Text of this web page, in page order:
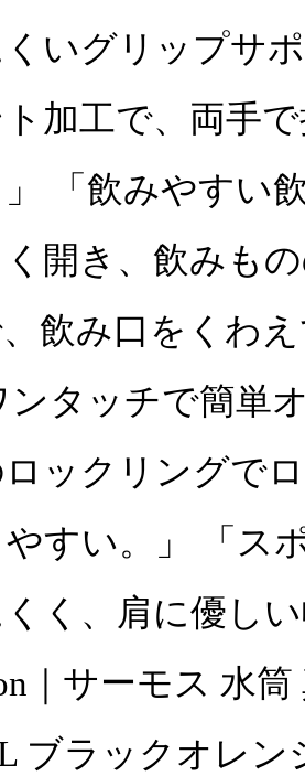
くいグリップサ
加工で、両手
「飲みやすい
開き、飲みも
飲み口をくわ
ンタッチで簡単
ックリングで
すい。」 「ス
くく、肩に優し
｜サーモス 水
ブラックオレン